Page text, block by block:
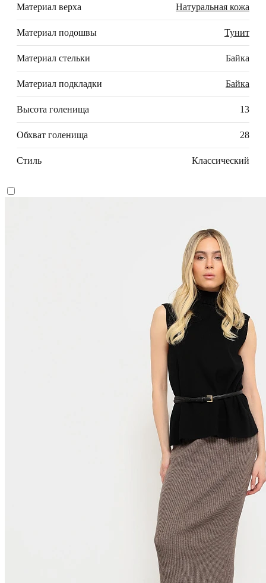
Материал верха Натуральная кожа
Материал подошвы Тунит
Материал стельки Байка
Материал подкладки Байка
Высота голенища 13
Обхват голенища 28
Стиль Классический